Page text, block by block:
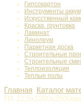
Гипсокартон
Инструменты
Искусственный
Краска, грунтовка
Ламинат
Линолеум
Паркетная доска
Строительные
Строительные
Теплоизоляция
Теплые полы
Главная Каталог
ПК